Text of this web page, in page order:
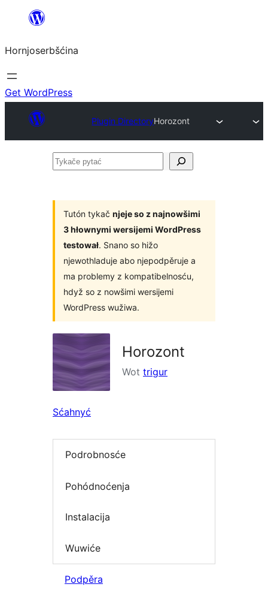
wobsahej
Hornjoserbšćina
Get WordPress
Plugin DirectoryHorozont
Tykače
Tutón tykač njeje so z najnowšimi
3 hłownymi wersijemi WordPress
testował. Snano so hižo
njewothladuje abo njepodpěruje a
ma problemy z kompatibelnosću,
hdyž so z nowšimi wersijemi
WordPress wužiwa.
Horozont
Wot trigur
Sćahnyć
Podrobnosće
Pohódnoćenja
Instalacija
Wuwiće
Podpěra